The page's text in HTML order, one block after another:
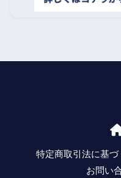
特定商取引法に基づ
お問い